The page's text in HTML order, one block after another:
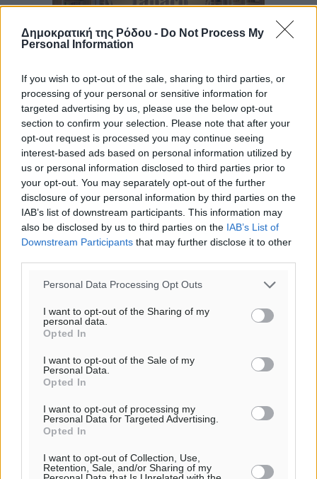
Δημοκρατική της Ρόδου - Do Not Process My
Personal Information
If you wish to opt-out of the sale, sharing to third parties, or
processing of your personal or sensitive information for
targeted advertising by us, please use the below opt-out
section to confirm your selection. Please note that after your
opt-out request is processed you may continue seeing
interest-based ads based on personal information utilized by
us or personal information disclosed to third parties prior to
your opt-out. You may separately opt-out of the further
disclosure of your personal information by third parties on the
IAB’s list of downstream participants. This information may
also be disclosed by us to third parties on the IAB’s List of
Downstream Participants that may further disclose it to other
Personal Data Processing Opt Outs
I want to opt-out of the Sharing of my
personal data.
Opted In
I want to opt-out of the Sale of my
Personal Data.
Opted In
I want to opt-out of processing my
Personal Data for Targeted Advertising.
Opted In
I want to opt-out of Collection, Use,
Retention, Sale, and/or Sharing of my
Ροή ειδήσεων
Γ.Σ. Διαγόρας: Επέστρεψε στις Ακαδημίες η Ειρήνη
Παπαεμμανουήλ
Αθλητικά• πριν 46 λεπτά
ΣΚΟΕ: Σαββατοκύριακο με αγώνες από τον Σ.Σ. Ρόδου
πριν 1 ώρα
Συνελήφθη 37χρονη στη Ρόδο γιατί είχε αφήσει τα
τρία ανήλικα παιδιά της χωρίς επιτήρηση
Τοπικές Ειδήσεις• πριν 2 ώρες
Σταυρός Καλυθιών: Απέκτησε την Φωτεινή Πιζάνια
Αθλητικά• πριν 2 ώρες
Το Yucatan Show έρχεται στη Ρόδο με τον Frankie
Lluc
Πολιτιστικά πριν 3 ώρες